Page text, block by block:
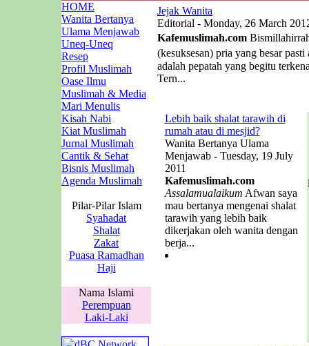
HOME
Wanita Bertanya
Ulama Menjawab
Uneq-Uneq
Resep
Profil Muslimah
Oase Ilmu
Muslimah & Media
Mari Menulis
Kisah Nabi
Kiat Muslimah
Jurnal Muslimah
Cantik & Sehat
Bisnis Muslimah
Agenda Muslimah
Pilar-Pilar Islam
Syahadat
Shalat
Zakat
Puasa Ramadhan
Haji
Nama Islami
Perempuan
Laki-Laki
Jejak Wanita
Editorial - Monday, 26 March
Kafemuslimah.com
(kesuksesan) pria yang besar
adalah pepatah yang begitu
Tern...
Lebih baik shalat tarawih di
rumah atau di mesjid?
Wanita Bertanya Ulama
Menjawab - Tuesday, 19 July
2011
Kafemuslimah.com
Assalamualaikum Afwan saya
mau bertanya mengenai shalat
tarawih yang lebih baik
dikerjakan oleh wanita dengan
berja...